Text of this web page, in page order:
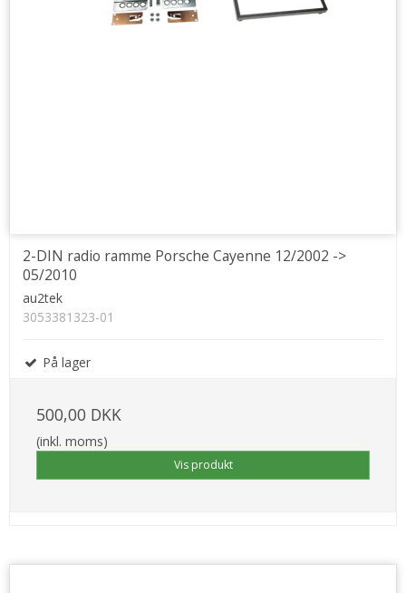
2-DIN radio ramme Porsche Cayenne 12/2002 ->
05/2010
au2tek
3053381323-01
På lager
500,00 DKK
(inkl. moms)
Vis produkt